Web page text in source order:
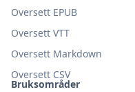
Bruksområder
Oversett EPUB
Oversett VTT
Oversett Markdown
Oversett CSV